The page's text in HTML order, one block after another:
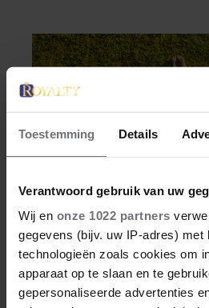
Toestemming Details
Verantwoord gebruik van uw
Wij en onze 1022 partners
gegevens (bijv. uw IP-adres) met
technologieën zoals cookies om
apparaat op te slaan en te
gepersonaliseerde advertenties
VRIENDIN
WEEKENDTIPS 8